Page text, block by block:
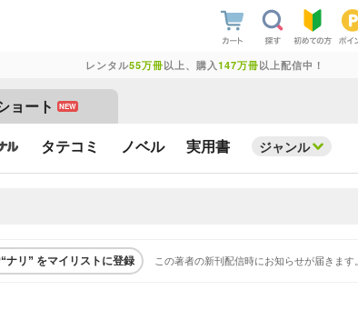
レンタル55万冊以上、購入 147万冊以上配信中！
ョート NEW
タテコミ ノベル 実用書 ジャンル
“ナリ” をマイリストに登録 この著者の新刊配信時にお知らせが届きます。